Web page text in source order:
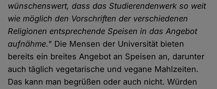
wünschenswert, dass das Studierendenwerk so weit
wie möglich den Vorschriften der verschiedenen
Religionen entsprechende Speisen in das Angebot
aufnähme." Die Mensen der Universität bieten
bereits ein breites Angebot an Speisen an, darunter
auch täglich vegetarische und vegane Mahlzeiten.
Das kann man begrüßen oder auch nicht. Würden